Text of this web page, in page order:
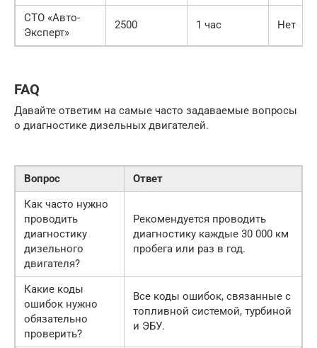
СТО «Авто-
Эксперт»
2500 1 час Нет
FAQ
Давайте ответим на самые часто задаваемые вопросы
о диагностике дизельных двигателей.
Вопрос
Ответ
Как часто нужно
проводить
диагностику
дизельного
двигателя?
Рекомендуется проводить
диагностику каждые 30 000 км
пробега или раз в год.
Какие коды
ошибок нужно
обязательно
проверить?
Все коды ошибок, связанные с
топливной системой, турбиной
и ЭБУ.